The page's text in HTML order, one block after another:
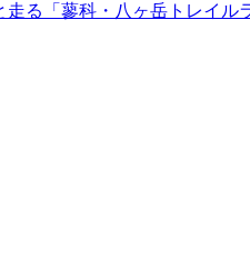
走る「蓼科・八ヶ岳トレイ